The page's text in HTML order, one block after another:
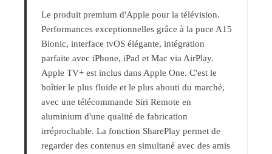
Le produit premium d'Apple pour la télévision.
Performances exceptionnelles grâce à la puce A15
Bionic, interface tvOS élégante, intégration
parfaite avec iPhone, iPad et Mac via AirPlay.
Apple TV+ est inclus dans Apple One. C'est le
boîtier le plus fluide et le plus abouti du marché,
avec une télécommande Siri Remote en
aluminium d'une qualité de fabrication
irréprochable. La fonction SharePlay permet de
regarder des contenus en simultané avec des amis